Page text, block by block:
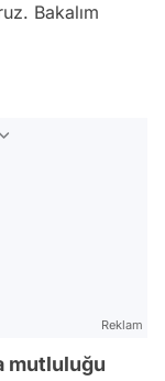
Bakalım
Reklam
mutluluğu